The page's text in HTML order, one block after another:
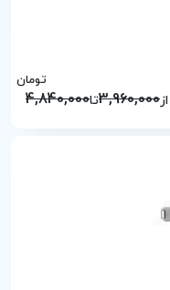
از3,960,000تا4,840,000
تومان